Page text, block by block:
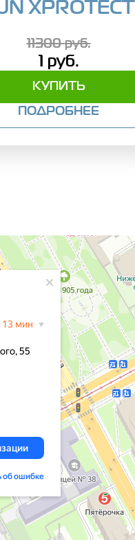
XPROTECT
11300руб.
1 руб.
КУПИТЬ
ПОДРОБНЕЕ